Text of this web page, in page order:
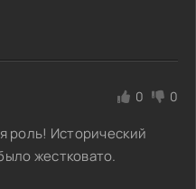
0 0
роль! Исторический
жестковато.